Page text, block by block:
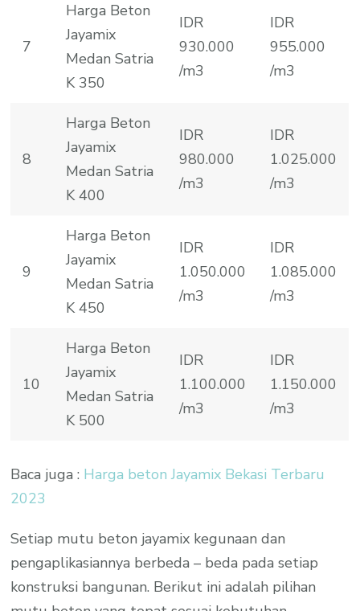
7
Harga Beton
Jayamix
Medan Satria
K 350
IDR
930.000
/m3
IDR
955.000
/m3
8
Harga Beton
Jayamix
Medan Satria
K 400
IDR
980.000
/m3
IDR
1.025.000
/m3
9
Harga Beton
Jayamix
Medan Satria
K 450
IDR
1.050.000
/m3
IDR
1.085.000
/m3
10
Harga Beton
Jayamix
Medan Satria
K 500
IDR
1.100.000
/m3
IDR
1.150.000
/m3
Baca juga : Harga beton Jayamix Bekasi Terbaru
2023
Setiap mutu beton jayamix kegunaan dan
pengaplikasiannya berbeda – beda pada setiap
konstruksi bangunan. Berikut ini adalah pilihan